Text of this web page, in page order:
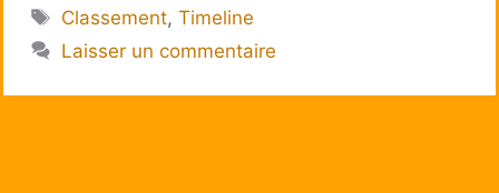
Étiquettes
Classement,Timeline
Laisser un commentaire